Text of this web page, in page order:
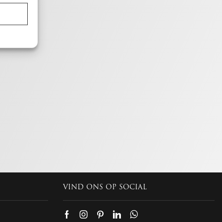
VIND ONS OP SOCIAL